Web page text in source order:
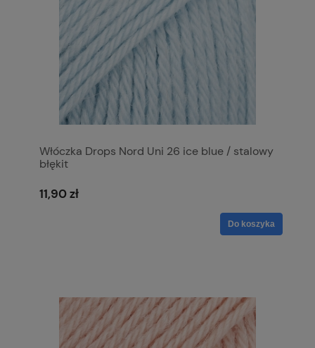
Włóczka Drops Nord Uni 26 ice blue / stalowy
błękit
11,90 zł
Do koszyka